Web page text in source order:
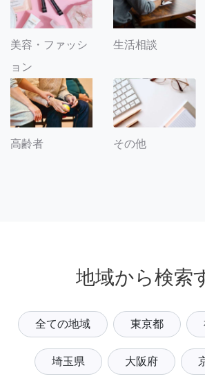
美容・ファッシ
ョン
生活相談
高齢者 その他
地域から検索
全ての地域 東京都
埼玉県 大阪府